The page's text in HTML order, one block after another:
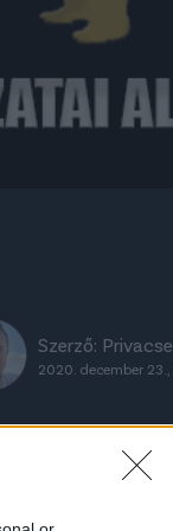
Szerző:
2020. december 23.,